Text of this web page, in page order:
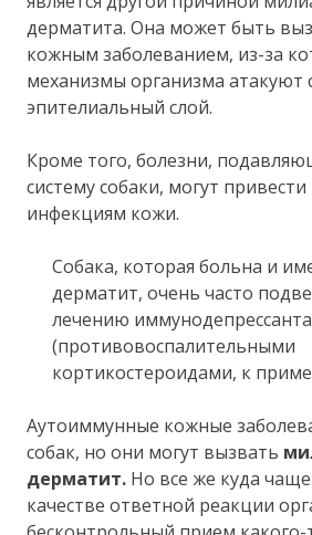
дерматита. Она может быть
кожным заболеванием, из-за
механизмы организма атакуют
эпителиальный слой.
Кроме того, болезни,
систему собаки, могут
инфекциям кожи.
Собака, которая больна и
дерматит, очень часто
лечению
(противовоспалительными
кортикостероидами, к
Аутоиммунные кожные
собак, но они могут вызвать
дерматит. Но все же куда
качестве ответной реакции